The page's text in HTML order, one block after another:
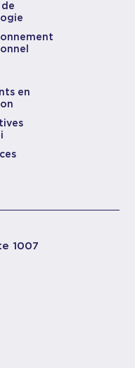
en
1007